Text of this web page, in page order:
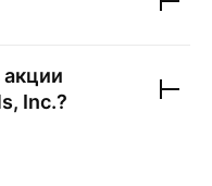
акции
Inc.?